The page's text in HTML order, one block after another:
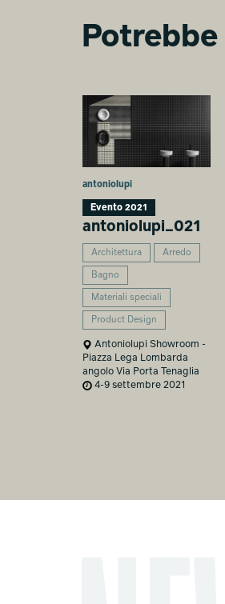
antoniolupi
Evento 2021
antoniolupi_021
Architettura Arredo
Bagno
Materiali speciali
Product Design
Antoniolupi Showroom -
Piazza Lega Lombarda
angolo Via Porta Tenaglia
4-9 settembre 2021